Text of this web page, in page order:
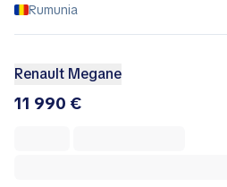
Rumunia
Renault Megane
11 990 €